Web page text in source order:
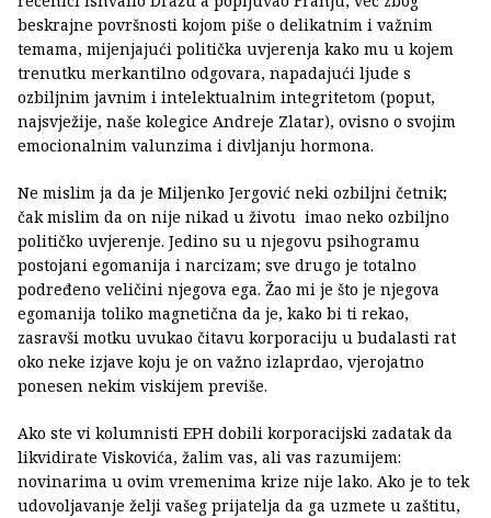
beskrajne površnosti kojom piše o delikatnim i važnim
temama, mijenjajući politička uvjerenja kako mu u kojem
trenutku merkantilno odgovara, napadajući ljude s
ozbiljnim javnim i intelektualnim integritetom (poput,
najsvježije, naše kolegice Andreje Zlatar), ovisno o svojim
emocionalnim valunzima i divljanju hormona.
Ne mislim ja da je Miljenko Jergović neki ozbiljni četnik;
čak mislim da on nije nikad u životu imao neko ozbiljno
političko uvjerenje. Jedino su u njegovu psihogramu
postojani egomanija i narcizam; sve drugo je totalno
podređeno veličini njegova ega. Žao mi je što je njegova
egomanija toliko magnetična da je, kako bi ti rekao,
zasravši motku uvukao čitavu korporaciju u budalasti rat
oko neke izjave koju je on važno izlaprdao, vjerojatno
ponesen nekim viskijem previše.
Ako ste vi kolumnisti EPH dobili korporacijski zadatak da
likvidirate Viskovića, žalim vas, ali vas razumijem:
novinarima u ovim vremenima krize nije lako. Ako je to tek
udovoljavanje želji vašeg prijatelja da ga uzmete u zaštitu,